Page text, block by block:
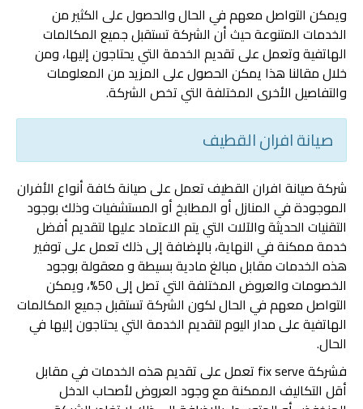
‏ويمكن التواصل معهم في الحال والحصول على الكثير من
الخدمات المتنوعة حيث أن الشركة تستقبل جميع المكالمات
الهاتفية وتعمل على تقديم الخدمة التي يحتاجون إليها، ومن
خلال مقالنا هذا يمكن الحصول على المزيد من المعلومات
والتفاصيل الأخرى المختلفة التي تخص الشركة.
صيانة افران القطيف
شركة صيانة افران القطيف تعمل على صيانة كافة أنواع الأفران
الموجودة في المنازل أو المطابخ أو المستشفيات وذلك بوجود
التقنيات الحديثة والآلات التي يتم الاعتماد عليها لتقديم أفضل
خدمة ممكنة في النهاية، بالإضافة إلى ذلك تعمل على توفير
هذه الخدمات مقابل مبالغ مادية بسيطة و معقولة بوجود
الخصومات والعروض المختلفة التي تصل إلى 50%، ويمكن
التواصل معهم في الحال لكون الشركة تستقبل جميع المكالمات
الهاتفية على مدار اليوم لتقديم الخدمة التي يحتاجون إليها في
الحال.
فشركة fix serve تعمل على تقديم هذه الخدمات في مقابل
أقل التكاليف الممكنة مع وجود العروض لأصحاب الدخل